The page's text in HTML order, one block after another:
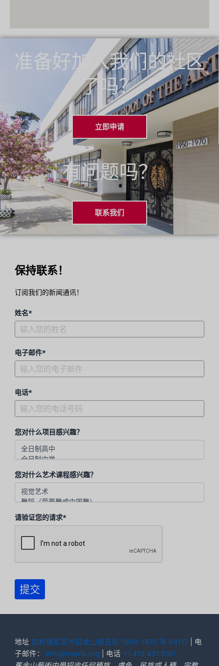
准备好加入我们的社区
了吗？
立即申请
有问题吗？
联系我们
保持联系！
订阅我们的新闻通讯！
姓名*
电子邮件*
电话*
您对什么项目感兴趣？
您对什么艺术课程感兴趣？
请验证您的请求*
提交
地址 加利福尼亚州旧金山佩吉街 1950-1970 号 94117 | 电
子邮件： info@hsarts.org | 电话 +1.415.431.3161